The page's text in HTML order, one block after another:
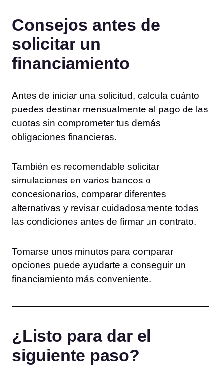
Consejos antes de
solicitar un
financiamiento
Antes de iniciar una solicitud, calcula cuánto
puedes destinar mensualmente al pago de las
cuotas sin comprometer tus demás
obligaciones financieras.
También es recomendable solicitar
simulaciones en varios bancos o
concesionarios, comparar diferentes
alternativas y revisar cuidadosamente todas
las condiciones antes de firmar un contrato.
Tomarse unos minutos para comparar
opciones puede ayudarte a conseguir un
financiamiento más conveniente.
¿Listo para dar el
siguiente paso?